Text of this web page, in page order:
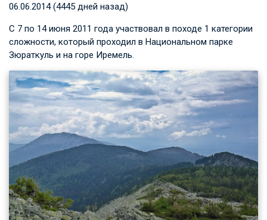
06.06.2014 (4445 дней назад)
С 7 по 14 июня 2011 года участвовал в походе 1 категории
сложности, который проходил в Национальном парке
Зюраткуль и на горе Иремель.